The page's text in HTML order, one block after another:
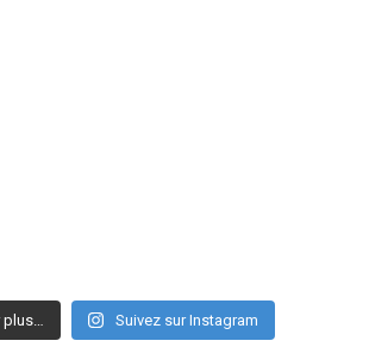
plus… Suivez sur Instagram